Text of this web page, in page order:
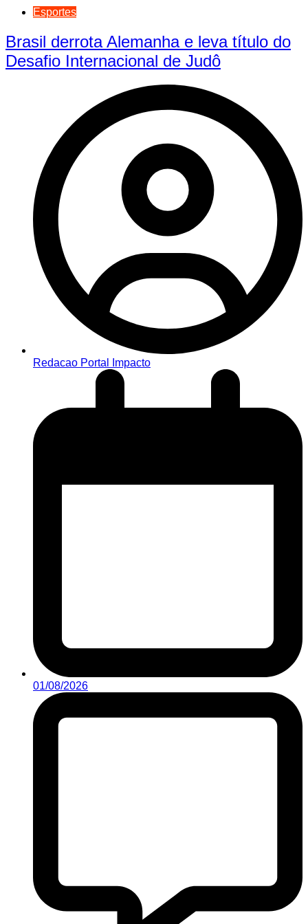
Esportes
Brasil derrota Alemanha e leva título do
Desafio Internacional de Judô
Redacao Portal Impacto
01/08/2026